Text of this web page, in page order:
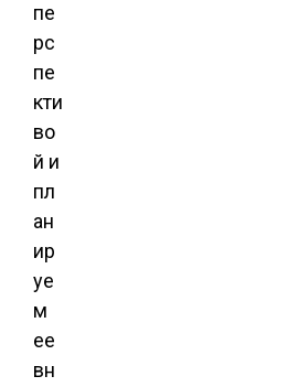
пе
рс
пе
кти
во
й и
пл
ан
ир
уе
м
ее
вн